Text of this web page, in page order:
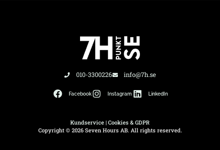
010-3300226 info@7h.se
Facebook Instagram LinkedIn
Kundservice | Cookies & GDPR
Copyright © 2026 Seven Hours AB. All rights reserved.